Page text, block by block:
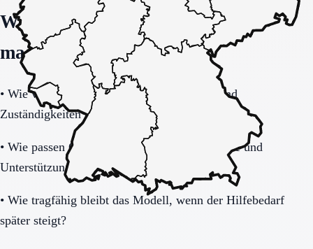
Welche Fragen den Unterschied
machen
• Wie verbindlich sind Betreuung, Präsenz und
Zuständigkeiten im Alltag geregelt?
• Wie passen Gemeinschaftsleben, Privatsphäre und
Unterstützungsbedarf zusammen?
• Wie tragfähig bleibt das Modell, wenn der Hilfebedarf
später steigt?